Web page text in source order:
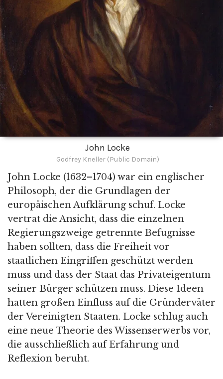
John Locke
Godfrey Kneller (Public Domain)
John Locke (1632–1704) war ein englischer
Philosoph, der die Grundlagen der
europäischen Aufklärung schuf. Locke
vertrat die Ansicht, dass die einzelnen
Regierungszweige getrennte Befugnisse
haben sollten, dass die Freiheit vor
staatlichen Eingriffen geschützt werden
muss und dass der Staat das Privateigentum
seiner Bürger schützen muss. Diese Ideen
hatten großen Einfluss auf die Gründerväter
der Vereinigten Staaten. Locke schlug auch
eine neue Theorie des Wissenserwerbs vor,
die ausschließlich auf Erfahrung und
Reflexion beruht.